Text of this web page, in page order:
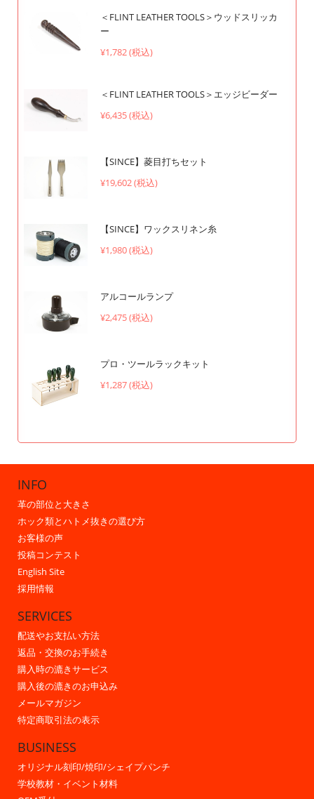
＜FLINT LEATHER TOOLS＞ウッドスリッカ
ー
¥1,782 (税込)
＜FLINT LEATHER TOOLS＞エッジビーダー
¥6,435 (税込)
【SINCE】菱目打ちセット
¥19,602 (税込)
【SINCE】ワックスリネン糸
¥1,980 (税込)
アルコールランプ
¥2,475 (税込)
プロ・ツールラックキット
¥1,287 (税込)
INFO
革の部位と大きさ
ホック類とハトメ抜きの選び方
お客様の声
投稿コンテスト
English Site
採用情報
SERVICES
配送やお支払い方法
返品・交換のお手続き
購入時の漉きサービス
購入後の漉きのお申込み
メールマガジン
特定商取引法の表示
BUSINESS
オリジナル刻印/焼印/シェイプパンチ
学校教材・イベント材料